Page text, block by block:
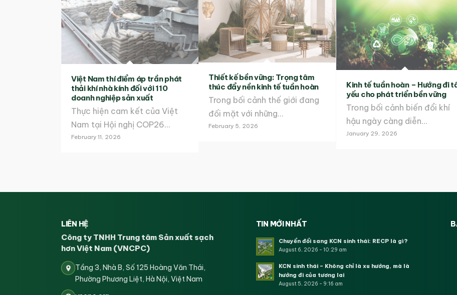
Việt Nam thí điểm áp trần phát
thải khí nhà kính đối với 110
doanh nghiệp sản xuất
Thực hiện cam kết của Việt
Nam tại Hội nghị COP26…
February 11, 2026
Thiết kế bền vững: Trọng tâm
thúc đẩy nền kinh tế tuần hoàn
Trong bối cảnh thế giới đang
đối mặt với những…
February 5, 2026
Kinh tế tuần hoàn – Hướng đi
yếu cho phát triển bền vững
Trong bối cảnh biến đổi khí
hậu ngày càng diễn…
January 29, 2026
LIÊN HỆ
Công ty TNHH Trung tâm Sản xuất sạch
hơn Việt Nam (VNCPC)
Tầng 3, Nhà B, Số 125 Hoàng Văn Thái,
Phường Phương Liệt, Hà Nội, Việt Nam
TIN MỚI NHẤT
Chuyển đổi sang KCN sinh thái: RECP là gì?
August 6, 2026 - 10:29 am
KCN sinh thái – Không chỉ là xu hướng, mà là
hướng đi của tương lai
August 5, 2026 - 9:16 am